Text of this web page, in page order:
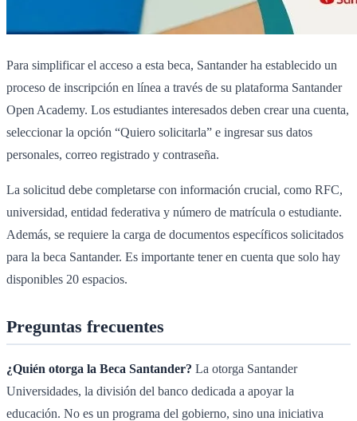
Para simplificar el acceso a esta beca, Santander ha establecido un
proceso de inscripción en línea a través de su plataforma Santander
Open Academy. Los estudiantes interesados deben crear una cuenta,
seleccionar la opción “Quiero solicitarla” e ingresar sus datos
personales, correo registrado y contraseña.
La solicitud debe completarse con información crucial, como RFC,
universidad, entidad federativa y número de matrícula o estudiante.
Además, se requiere la carga de documentos específicos solicitados
para la beca Santander. Es importante tener en cuenta que solo hay
disponibles 20 espacios.
Preguntas frecuentes
¿Quién otorga la Beca Santander? La otorga Santander
Universidades, la división del banco dedicada a apoyar la
educación. No es un programa del gobierno, sino una iniciativa